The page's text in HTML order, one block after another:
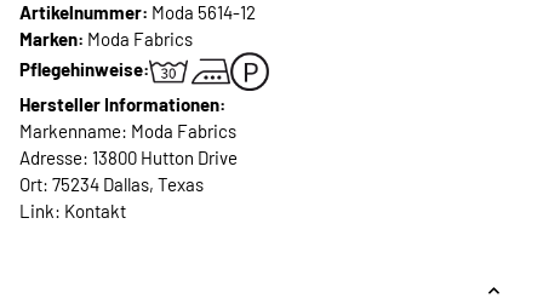
Artikelnummer: Moda 5614-12
Marken: Moda Fabrics
Pflegehinweise:
Hersteller Informationen:
Markenname: Moda Fabrics
Adresse: 13800 Hutton Drive
Ort: 75234 Dallas, Texas
Link: Kontakt